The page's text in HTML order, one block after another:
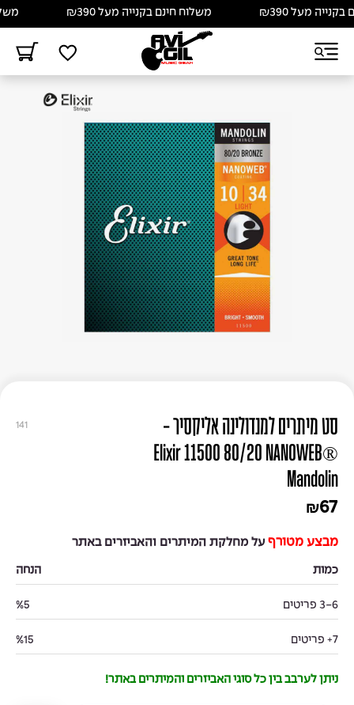
מעל ₪390 משלוח חינם בקנייה מעל ₪390
141
סט מיתרים למנדולינה אליקסיר -
Elixir 11500 80/20 NANOWEB®
Mandolin
₪67
מבצע מטורף על מחלקת המיתרים והאביזרים באתר
כמות הנחה
3-6 פריטים %5
7+ פריטים %15
ניתן לערבב בין כל סוגי האביזרים והמיתרים באתר!